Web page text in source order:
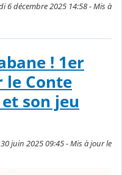
6 décembre 2025 14:58 - Mis à
! 1er
le Conte
son jeu
juin 2025 09:45 - Mis à jour le